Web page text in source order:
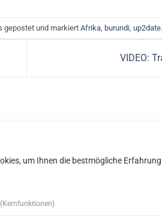
gepostet und markiert Afrika burundi up2date.
VIDEO:
um Ihnen die bestmögliche